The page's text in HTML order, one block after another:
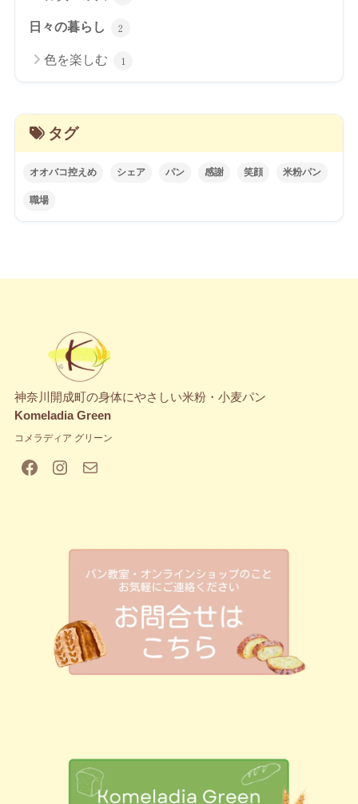
日々の暮らし 2
色を楽しむ 1
タグ
オオバコ控えめ シェア パン 感謝 笑顔 米粉パン
職場
神奈川開成町の身体にやさしい米粉・小麦パン
Komeladia Green
コメラディア グリーン